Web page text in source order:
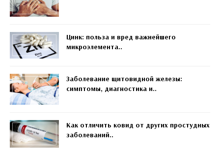
Цинк: польза и вред важнейшего
микроэлемента..
Заболевание щитовидной железы:
симптомы, диагностика и..
Как отличить ковид от других простудных
заболеваний..